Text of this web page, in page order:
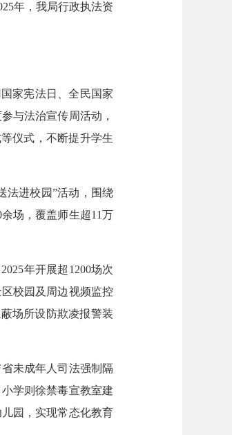
年，我局行政执法资
家宪法日、全民国家
与法治宣传周活动，
仪式，不断提升学生
法进校园”活动，围绕
场，覆盖师生超11万
年开展超1200场次
校园及周边视频监控
场所设防欺凌报警装
未成年人司法强制隔
学则徐禁毒宣教室建
园，实现常态化教育